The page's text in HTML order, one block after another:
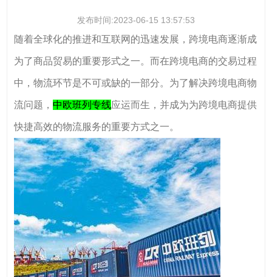
发布时间:2023-06-15 13:57:53
随着全球化的推进和互联网的迅速发展，跨境电商逐渐成
为了商品贸易的重要形式之一。而在跨境电商的交易过程
中，物流环节是不可或缺的一部分。为了解决跨境电商物
流问题， 中欧班列专线应运而生，并成为为跨境电商提供
快捷高效的物流服务的重要方式之一。